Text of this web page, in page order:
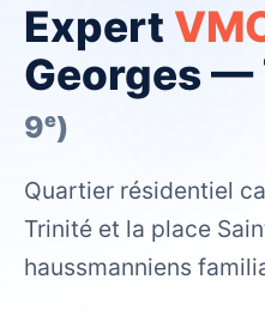
Expert
Georges —
9ᵉ)
Quartier résidentiel
Trinité et la place
haussmanniens